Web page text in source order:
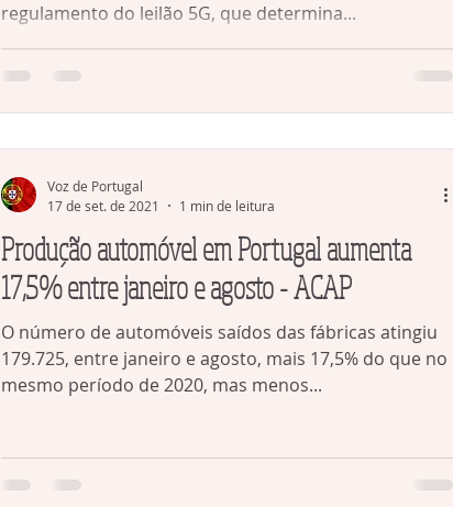
regulamento do leilão 5G, que determina...
Produção automóvel em Portugal aumenta
17,5% entre janeiro e agosto - ACAP
O número de automóveis saídos das fábricas atingiu
179.725, entre janeiro e agosto, mais 17,5% do que no
mesmo período de 2020, mas menos...
Voz de Portugal
17 de set. de 2021
1 min de leitura